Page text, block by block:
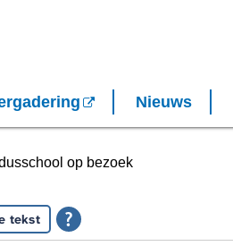
Nieuws
op bezoek
tekst